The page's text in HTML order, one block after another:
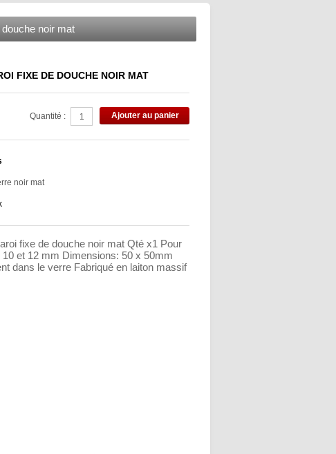
noir mat
FIXE DE DOUCHE NOIR MAT
Ajouter au panier
Quantité :
noir mat
fixe de douche noir mat Qté x1 Pour
et 12 mm Dimensions: 50 x 50mm
dans le verre Fabriqué en laiton massif